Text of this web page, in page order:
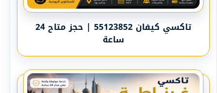
تاكسي كيفان 55123852 | حجز متاح 24
ساعة